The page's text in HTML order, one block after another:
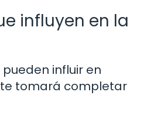
influyen en la
influir en
tomará completar